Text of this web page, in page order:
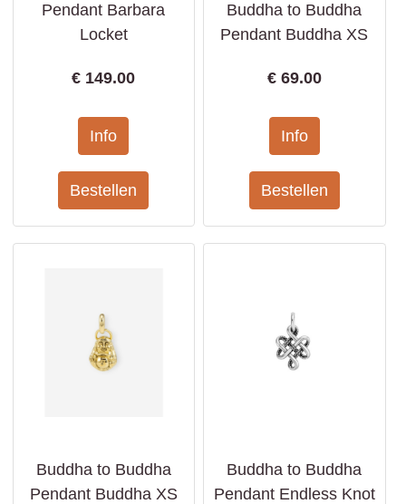
Pendant Barbara
Locket
€ 149.00
Buddha to Buddha
Pendant Buddha XS
€ 69.00
Buddha to Buddha
Pendant Buddha XS
Buddha to Buddha
Pendant Endless Knot